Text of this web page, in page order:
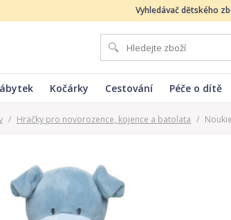
Vyhledávač dětského
Kočárky Cestování Péče o dítě
/ Hračky pro novorozence, kojence a batolata /